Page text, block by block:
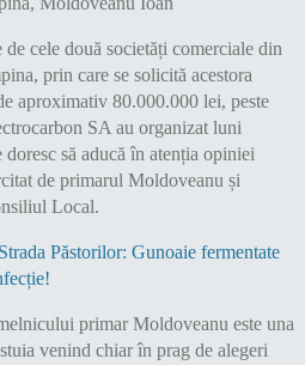
cele două societăți comerciale din
prin care se solicită acestora
aproximativ 80.000.000 lei, peste
SA au organizat luni
să aducă în atenția opiniei
de primarul Moldoveanu și
Local.
Păstorilor: Gunoaie fermentate
primar Moldoveanu este una
venind chiar în prag de alegeri